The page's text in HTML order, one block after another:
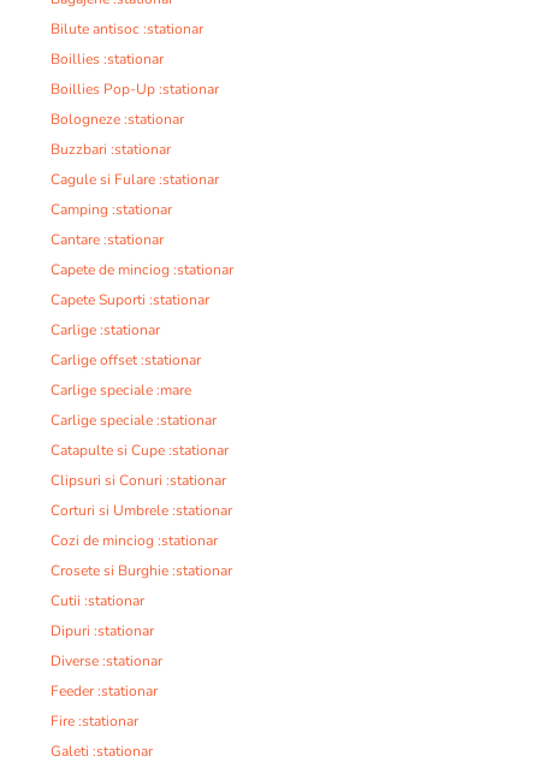
Bilute antisoc :stationar
Boillies :stationar
Boillies Pop-Up :stationar
Bologneze :stationar
Buzzbari :stationar
Cagule si Fulare :stationar
Camping :stationar
Cantare :stationar
Capete de minciog :stationar
Capete Suporti :stationar
Carlige :stationar
Carlige offset :stationar
Carlige speciale :mare
Carlige speciale :stationar
Catapulte si Cupe :stationar
Clipsuri si Conuri :stationar
Corturi si Umbrele :stationar
Cozi de minciog :stationar
Crosete si Burghie :stationar
Cutii :stationar
Dipuri :stationar
Diverse :stationar
Feeder :stationar
Fire :stationar
Galeti :stationar